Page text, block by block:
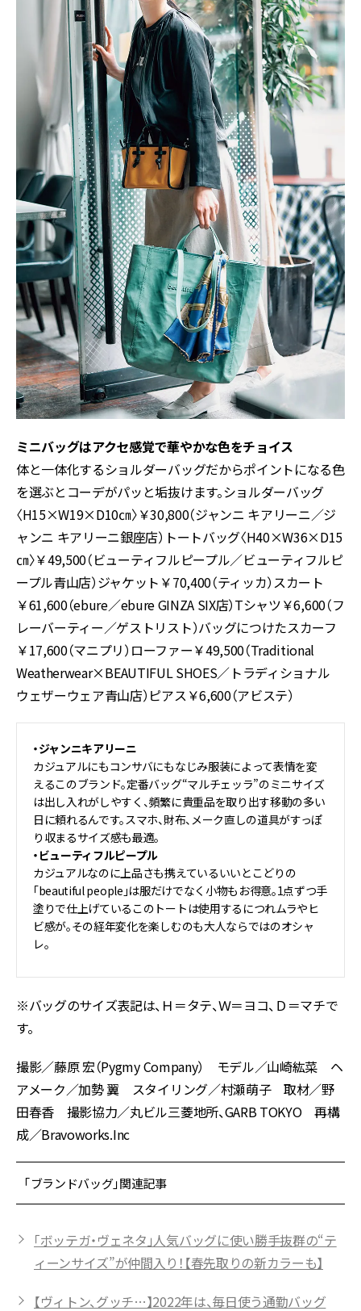
ミニバッグはアクセ感覚で華やかな色をチョイス
体と一体化するショルダーバッグだからポイントになる色
を選ぶとコーデがパッと垢抜けます。ショルダーバッグ
〈H15×W19×D10㎝〉￥30,800（ジャンニ キアリーニ／ジ
ャンニ キアリーニ銀座店）トートバッグ〈H40×W36×D15
㎝〉￥49,500（ビューティフルピープル／ビューティフルピ
ープル青山店）ジャケット￥70,400（ティッカ）スカート
￥61,600（ebure／ebure GINZA SIX店）Tシャツ￥6,600（フ
レーバーティー／ゲストリスト）バッグにつけたスカーフ
￥17,600（マニプリ）ローファー￥49,500（Traditional
Weatherwear×BEAUTIFUL SHOES／トラディショナル
ウェザーウェア青山店）ピアス￥6,600（アビステ）
・ジャンニキアリーニ
カジュアルにもコンサバにもなじみ服装によって表情を変
えるこのブランド。定番バッグ“マルチェッラ”のミニサイズ
は出し入れがしやすく、頻繁に貴重品を取り出す移動の多い
日に頼れるんです。スマホ、財布、メーク直しの道具がすっぽ
り収まるサイズ感も最適。
・ビューティフルピープル
カジュアルなのに上品さも携えているいいとこどりの
「beautiful people」は服だけでなく小物もお得意。1点ずつ手
塗りで仕上げているこのトートは使用するにつれムラやヒ
ビ感が。その経年変化を楽しむのも大人ならではのオシャ
レ。
※バッグのサイズ表記は、Ｈ＝タテ、Ｗ＝ヨコ、Ｄ＝マチで
す。
撮影／藤原 宏（Pygmy Company） モデル／山崎紘菜 ヘ
アメーク／加勢 翼 スタイリング／村瀬萌子 取材／野
田春香 撮影協力／丸ビル三菱地所、GARB TOKYO 再構
成／Bravoworks.Inc
「ブランドバッグ」関連記事
「ボッテガ・ヴェネタ」人気バッグに使い勝手抜群の“テ
ィーンサイズ”が仲間入り！【春先取りの新カラーも】
【ヴィトン、グッチ…】2022年は、毎日使う通勤バッグ